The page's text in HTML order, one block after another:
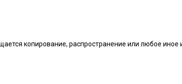
копирование, распространение или любое